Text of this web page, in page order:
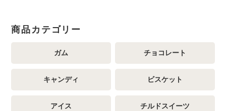
商品カテゴリー
ガム チョコレート
キャンディ ビスケット
アイス チルドスイーツ